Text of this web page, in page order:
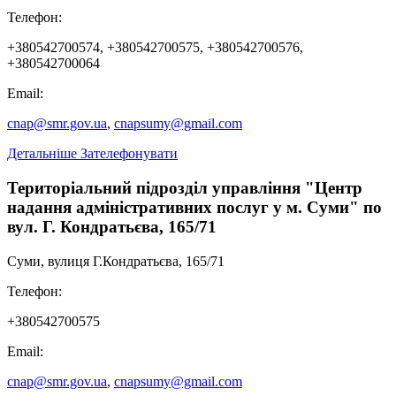
зв’язку з обміном у разі: зміни інформації, внесеної до
інформації, внесеній до паспорта для виїзду за кордон;
закінчення строку дії паспорта для виїзду за кордон;
непридатності паспорта для виїзду за кордон для подальшого
використання
Державна реєстрація смерті
Телефон:
+380542700574, +380542700575, +380542700576,
+380542700064
Email:
cnap@smr.gov.ua, cnapsumy@gmail.com
Детальніше Зателефонувати
Територіальний підрозділ управління "Центр
надання адміністративних послуг у м. Суми" по
вул. Г. Кондратьєва, 165/71
Суми, вулиця Г.Кондратьєва, 165/71
Телефон:
+380542700575
Email:
cnap@smr.gov.ua, cnapsumy@gmail.com